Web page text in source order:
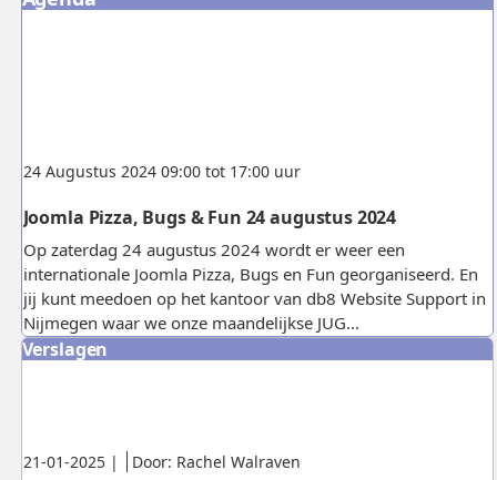
24 Augustus 2024 09:00 tot 17:00 uur
Joomla Pizza, Bugs & Fun 24 augustus 2024
Op zaterdag 24 augustus 2024 wordt er weer een
internationale Joomla Pizza, Bugs en Fun georganiseerd. En
jij kunt meedoen op het kantoor van db8 Website Support in
Nijmegen waar we onze maandelijkse JUG...
Verslagen
Gepubliceerd:
21-01-2025.| Door: Rachel Walraven.